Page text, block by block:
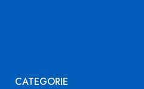
CATEGORIE